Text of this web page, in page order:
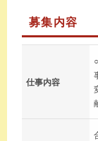
募集内容
仕事内容